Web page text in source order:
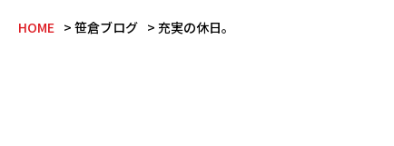
HOME 笹倉ブログ 充実の休日。